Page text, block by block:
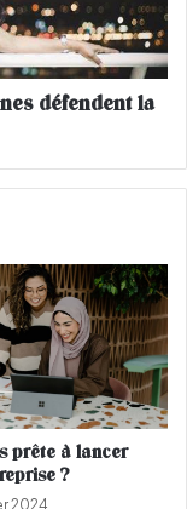
défendent la
prête à lancer
?
2024